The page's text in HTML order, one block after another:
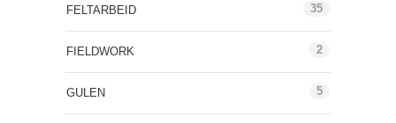
FELTARBEID 35
FIELDWORK 2
GULEN 5